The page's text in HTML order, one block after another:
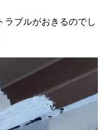
ラブルがおきるのでし